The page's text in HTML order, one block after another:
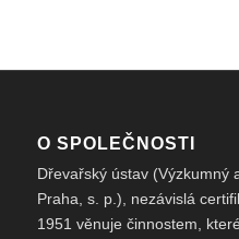
O SPOLEČNOSTI
Dřevařský ústav (Výzkumný
Praha, s. p.), nezávislá
1951 věnuje činnostem,